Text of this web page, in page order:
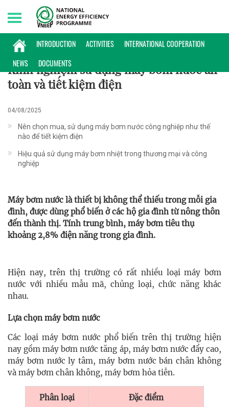
INTRODUCTION ACTIVITIES
INTERNATIONAL COOPERATION
NEWS
DOCUMENTS
Sunday, 09/08/2026 | 13:43 GMT+7
MẸO HỮU ÍCH
Kinh nghiệm sử dụng máy bơm nước an
toàn và tiết kiệm điện
04/08/2025
Nên chọn mua, sử dụng máy bơm nước công nghiệp như thế
nào để tiết kiệm điện
Hiệu quả sử dụng máy bơm nhiệt trong thương mại và công
nghiệp
Máy bơm nước là thiết bị không thể thiếu trong mỗi gia
đình, được dùng phổ biến ở các hộ gia đình từ nông thôn
đến thành thị. Tính trung bình, máy bơm tiêu thụ
khoảng 2,8% điện năng trong gia đình.
Hiện nay, trên thị trường có rất nhiều loại máy bơm
nước với nhiều mẫu mã, chủng loại, chức năng khác
nhau.
Lựa chọn máy bơm nước
Các loại máy bơm nước phổ biến trên thị trường hiện
nay gồm máy bơm nước tăng áp, máy bơm nước đẩy cao,
máy bơm nước ly tâm, máy bơm nước bán chân không
và máy bơm chân không, máy bơm hỏa tiễn.
Phân loại Đặc điểm